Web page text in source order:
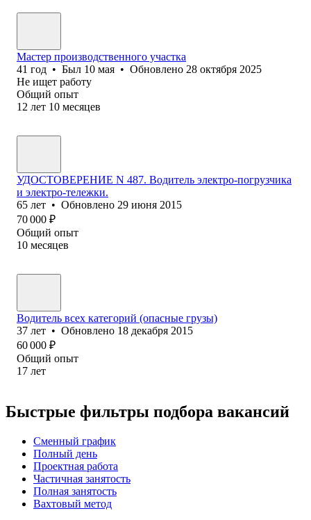
Мастер производственного участка
41 год • Был 10 мая • Обновлено 28 октября 2025
Не ищет работу
Общий опыт
12 лет 10 месяцев
УДОСТОВЕРЕНИЕ N 487. Водитель электро-погрузчика
и электро-тележки.
65 лет • Обновлено 29 июня 2015
70 000 ₽
Общий опыт
10 месяцев
Водитель всех категорий (опасные грузы)
37 лет • Обновлено 18 декабря 2015
60 000 ₽
Общий опыт
17 лет
Быстрые фильтры подбора вакансий
Сменный график
Полный день
Проектная работа
Частичная занятость
Полная занятость
Вахтовый метод